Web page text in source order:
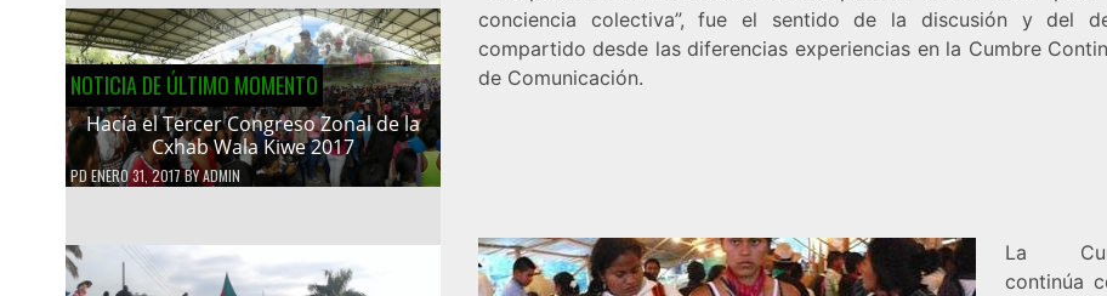
NOTICIA DE ÚLTIMO MOMENTO
Hacía el Tercer Congreso Zonal de la
Cxhab Wala Kiwe 2017
PDENERO 31, 2017BYADMIN
conciencia colectiva”, fue el sentido de la discusión y del
compartido desde las diferencias experiencias en la Cumbre
de Comunicación.
La
continúa